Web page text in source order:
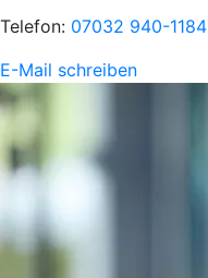
Telefon: 07032 940-1184
E-Mail schreiben